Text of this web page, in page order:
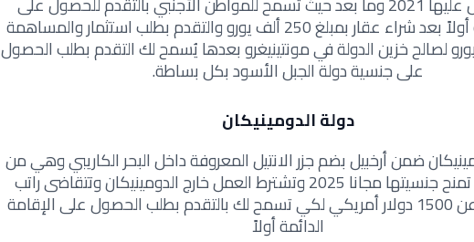
الإقامة الدائمة أولاً بعد شراء عقار بمبلغ 250 ألف يورو والتقدم بطلب استثمار والمساهمة
لصالح خزين الدولة في مونتينيغرو بعدها يُسمح لك التقدم بطلب الحصول
على جنسية دولة الجبل الأسود بكل بساطة.
دولة الدومينيكان
ضمن أرخبيل بضم جزر الانتيل المعروفة داخل البحر الكاريبي وهي من
بين أسرع دول تمنح جنسيتها مجانا 2025 وتشترط العمل خارج الدومينيكان وتتقاضى راتب
شهري لا يقل عن 1500 دولار أمريكي لكي تسمح لك بالتقدم بطلب الحصول على الإقامة
الدائمة أولاً